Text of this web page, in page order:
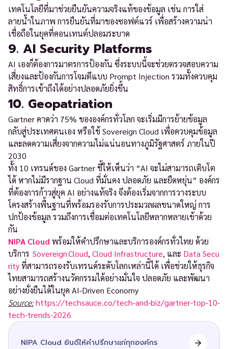
เทคโนโลยีที่มาช่วยยืนยันความจริงแท้ของข้อมูล เช่น การใส่
ลายน้ำในภาพ การยืนยันที่มาของซอฟต์แวร์ เพื่อสร้างความน่า
เชื่อถือในยุคที่คอนเทนต์ปลอมระบาด
9. AI Security Platforms
AI เองก็ต้องการมาตรการป้องกัน ซึ่งระบบนี้จะช่วยตรวจสอบความ
เสี่ยงและป้องกันการโจมตีแบบ Prompt Injection รวมทั้งควบคุม
สิทธิ์การเข้าถึงได้อย่างปลอดภัยยิ่งขึ้น
10. Geopatriation
Gartner คาดว่า 75% ขององค์กรทั่วโลก จะเริ่มมีการย้ายข้อมูล
กลับสู่ประเทศตนเอง หรือใช้ Sovereign Cloud เพื่อควบคุมข้อมูล
และลดความเสี่ยงจากความไม่แน่นอนทางภูมิรัฐศาสตร์ ภายในปี
2030
ทั้ง 10 เทรนด์ของ Gartner ชี้ให้เห็นว่า “AI จะไม่สามารถเติบโต
ได้ หากไม่มีรากฐาน Cloud ที่มั่นคง ปลอดภัย และยืดหยุ่น” องค์กร
ที่ต้องการก้าวสู่ยุค AI อย่างแท้จริง จึงต้องเริ่มจากการวางระบบ
โครงสร้างพื้นฐานที่พร้อมรองรับการประมวลผลขนาดใหญ่ การ
ปกป้องข้อมูล รวมถึงการเชื่อมต่อเทคโนโลยีหลากหลายเข้าด้วย
กัน
NIPA Cloud พร้อมให้คำปรึกษาและบริการองค์กรทั่วไทย ด้วย
บริการ Sovereign Cloud, Cloud Infrastructure, และ Data Secu
rityที่สามารถรองรับเทรนด์ระดับโลกเหล่านี้ได้ เพื่อช่วยให้ธุรกิจ
ไทยสามารถสร้างนวัตกรรมได้อย่างมั่นใจ ปลอดภัย และพัฒนา
อย่างยั่งยืนได้ในยุค AI-Driven Economy
Source:https://techsauce.co/tech-and-biz/gartner-top-10-
tech-trends-2026
NIPA Cloud ยินดีให้คำปรึกษาแก่ทุกองค์กร